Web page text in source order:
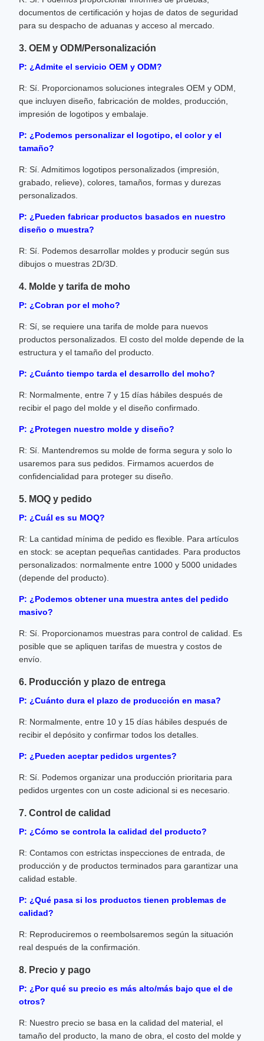
documentos de certificación y hojas de datos de seguridad
para su despacho de aduanas y acceso al mercado.
3. OEM y ODM/Personalización
P: ¿Admite el servicio OEM y ODM?
R: Sí. Proporcionamos soluciones integrales OEM y ODM,
que incluyen diseño, fabricación de moldes, producción,
impresión de logotipos y embalaje.
P: ¿Podemos personalizar el logotipo, el color y el
tamaño?
R: Sí. Admitimos logotipos personalizados (impresión,
grabado, relieve), colores, tamaños, formas y durezas
personalizados.
P: ¿Pueden fabricar productos basados ​​en nuestro
diseño o muestra?
R: Sí. Podemos desarrollar moldes y producir según sus
dibujos o muestras 2D/3D.
4. Molde y tarifa de moho
P: ¿Cobran por el moho?
R: Sí, se requiere una tarifa de molde para nuevos
productos personalizados. El costo del molde depende de la
estructura y el tamaño del producto.
P: ¿Cuánto tiempo tarda el desarrollo del moho?
R: Normalmente, entre 7 y 15 días hábiles después de
recibir el pago del molde y el diseño confirmado.
P: ¿Protegen nuestro molde y diseño?
R: Sí. Mantendremos su molde de forma segura y solo lo
usaremos para sus pedidos. Firmamos acuerdos de
confidencialidad para proteger su diseño.
5. MOQ y pedido
P: ¿Cuál es su MOQ?
R: La cantidad mínima de pedido es flexible. Para artículos
en stock: se aceptan pequeñas cantidades. Para productos
personalizados: normalmente entre 1000 y 5000 unidades
(depende del producto).
P: ¿Podemos obtener una muestra antes del pedido
masivo?
R: Sí. Proporcionamos muestras para control de calidad. Es
posible que se apliquen tarifas de muestra y costos de
envío.
6. Producción y plazo de entrega
P: ¿Cuánto dura el plazo de producción en masa?
R: Normalmente, entre 10 y 15 días hábiles después de
recibir el depósito y confirmar todos los detalles.
P: ¿Pueden aceptar pedidos urgentes?
R: Sí. Podemos organizar una producción prioritaria para
pedidos urgentes con un coste adicional si es necesario.
7. Control de calidad
P: ¿Cómo se controla la calidad del producto?
R: Contamos con estrictas inspecciones de entrada, de
producción y de productos terminados para garantizar una
calidad estable.
P: ¿Qué pasa si los productos tienen problemas de
calidad?
R: Reproduciremos o reembolsaremos según la situación
real después de la confirmación.
8. Precio y pago
P: ¿Por qué su precio es más alto/más bajo que el de
otros?
R: Nuestro precio se basa en la calidad del material, el
tamaño del producto, la mano de obra, el costo del molde y